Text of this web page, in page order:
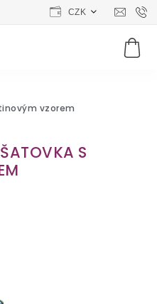
CZK
vzorem
S